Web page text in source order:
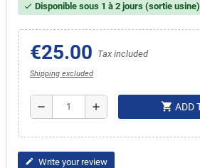
check Disponible sous 1 à 2 jours (sortie usine)
€25.00 Tax included
Shipping excluded
remove add shopping_cart ADD
edit Write your review